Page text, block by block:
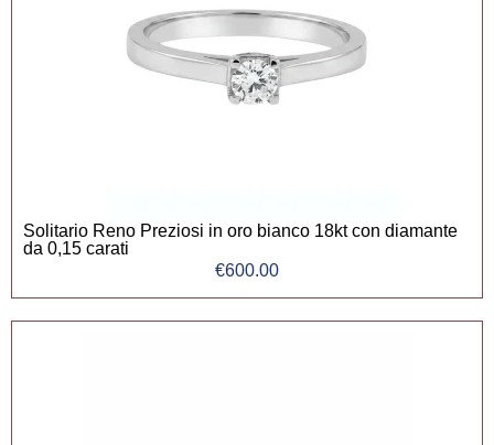
Solitario Reno Preziosi in oro bianco 18kt con diamante
da 0,15 carati
€600.00